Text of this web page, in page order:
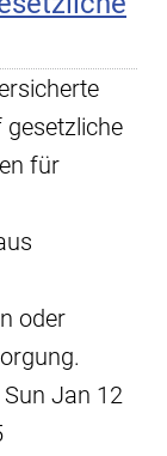
für
oder
Jan 12